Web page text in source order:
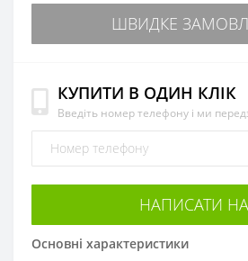
ШВИДКЕ
КУПИТИ В ОДИН КЛІК
Введіть номер телефону і ми
НАПИСАТИ
Основні характеристики